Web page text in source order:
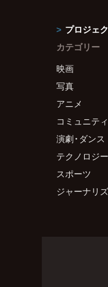
プロジェ
カテゴリー
映画
写真
アニメ
コミュニティ
演劇・ダンス
テクノロジー
スポーツ
ジャーナリ